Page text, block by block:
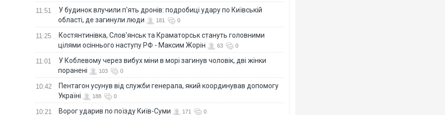
11:51
У будинок влучили п'ять дронів: подробиці удару по Київській
області, де загинули люди
181 0
11:25
Костянтинівка, Слов'янськ та Краматорськ стануть головними
цілями осіннього наступу РФ - Максим Жорін
63 0
11:01
У Коблевому через вибух міни в морі загинув чоловік, дві жінки
поранені
103 0
10:42
Пентагон усунув від служби генерала, який координував допомогу
Україні
188 0
10:21 Ворог ударив по поїзду Київ-Суми 171 0